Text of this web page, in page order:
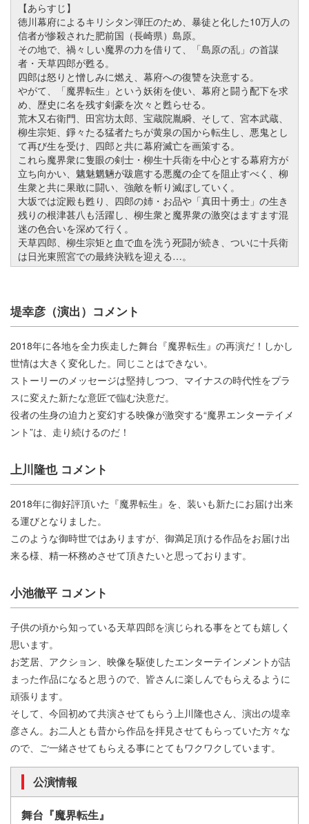
【あらすじ】
徳川幕府によるキリシタン弾圧のため、暴徒と化した10万人の
信者が惨殺された肥前国（長崎県）島原。
その地で、禍々しい魔界の力を借りて、「島原の乱」の首謀
者・天草四郎が甦る。
四郎は怒りと憎しみに燃え、幕府への復讐を決意する。
やがて、「魔界転生」という妖術を使い、幕府と闘う配下を求
め、歴史に名を残す剣豪を次々と甦らせる。
荒木又右衛門、田宮坊太郎、宝蔵院胤瞬、そして、宮本武蔵、
柳生宗矩、錚々たる猛者たちが黄泉の国から転生し、悪鬼とし
て再び生を受け、四郎と共に幕府滅亡を画策する。
これら魔界衆に隻眼の剣士・柳生十兵衛を中心とする幕府方が
立ち向かい、魑魅魍魎が跋扈する悪魔の企てを阻止すべく、柳
生衆と共に果敢に闘い、強敵を斬り滅ぼしていく。
大坂では淀殿も甦り、四郎の姉・お品や「真田十勇士」の生き
残りの根津甚八も活躍し、柳生衆と魔界衆の激突はますます混
迷の色合いを深めて行く。
天草四郎、柳生宗矩と血で血を洗う死闘が続き、ついに十兵衛
は日光東照宮での最終決戦を迎える…。
堤幸彦（演出）コメント
2018年に各地を全力疾走した舞台『魔界転生』の再演だ！しかし
世情は大きく変化した。同じことはできない。
ストーリーのメッセージは堅持しつつ、マイナスの時代性をプラ
スに変えた新たな意匠で臨む決意だ。
役者の生身の迫力と変幻する映像が激突する“魔界エンターテイメ
ント”は、走り続けるのだ！
上川隆也 コメント
2018年に御好評頂いた『魔界転生』を、装いも新たにお届け出来
る運びとなりました。
このような御時世ではありますが、御満足頂ける作品をお届け出
来る様、精一杯務めさせて頂きたいと思っております。
小池徹平 コメント
子供の頃から知っている天草四郎を演じられる事をとても嬉しく
思います。
お芝居、アクション、映像を駆使したエンターテインメントが詰
まった作品になると思うので、皆さんに楽しんでもらえるように
頑張ります。
そして、今回初めて共演させてもらう上川隆也さん、演出の堤幸
彦さん。お二人とも昔から作品を拝見させてもらっていた方々な
ので、ご一緒させてもらえる事にとてもワクワクしています。
公演情報
舞台『魔界転生』